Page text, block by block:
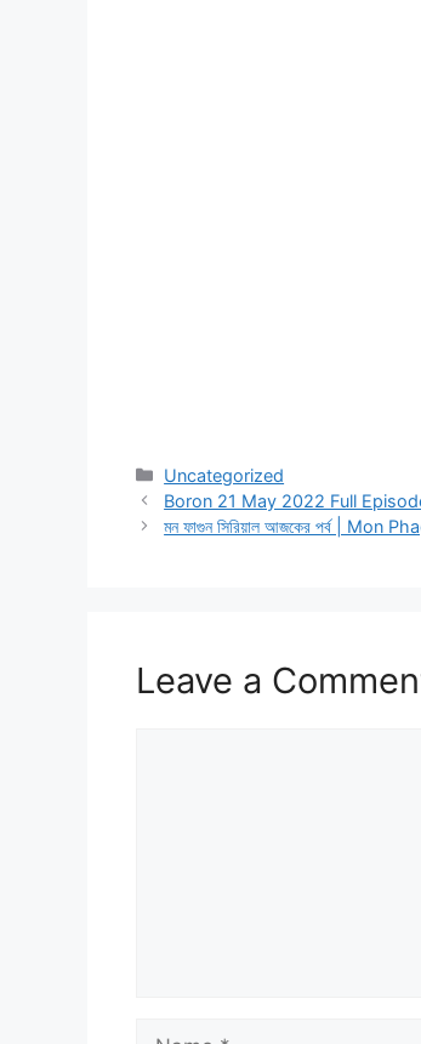
Categories
Uncategorized
Boron 21 May 2022 Full Episode
মন ফাগুন সিরিয়াল আজকের পর্ব | Mon
Leave a